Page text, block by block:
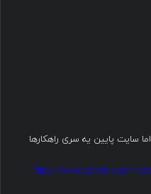
سایت پایین یه سری راهکارها
https://www.airdroid.com/